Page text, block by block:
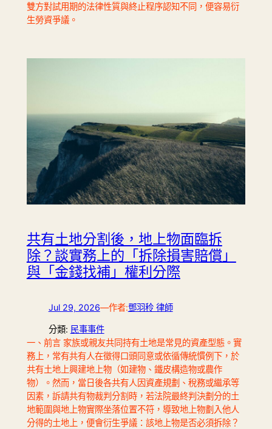
雙方對試用期的法律性質與終止程序認知不同，便容易衍
生勞資爭議。
共有土地分割後，地上物面臨拆
除？談實務上的「拆除損害賠償」
與「金錢找補」權利分際
Jul 29, 2026—作者:鄧羽秢 律師
分類: 民事事件
一、前言 家族或親友共同持有土地是常見的資產型態。實
務上，常有共有人在徵得口頭同意或依循傳統慣例下，於
共有土地上興建地上物（如建物、鐵皮構造物或農作
物）。然而，當日後各共有人因資產規劃、稅務或繼承等
因素，訴請共有物裁判分割時，若法院最終判決劃分的土
地範圍與地上物實際坐落位置不符，導致地上物劃入他人
分得的土地上，便會衍生爭議：該地上物是否必須拆除？